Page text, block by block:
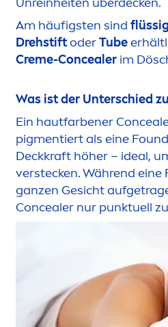
Am häufigsten sind
DrehstiftoderTube
Creme-Concealer im
Was ist der Unterschied
Ein hautfarbener
pigmentiert als eine
Deckkraft höher – ideal,
verstecken. Während
ganzen Gesicht
Concealer nur punktuell